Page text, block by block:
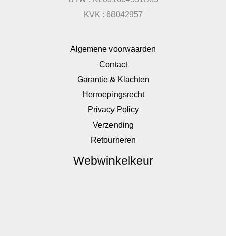
KVK : 68042957
Algemene voorwaarden
Contact
Garantie & Klachten
Herroepingsrecht
Privacy Policy
Verzending
Retourneren
Webwinkelkeur